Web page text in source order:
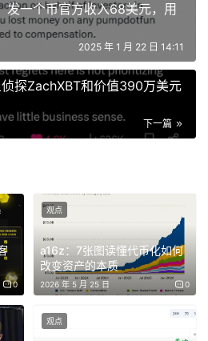
业的 G 点，就这样，特朗普打
半怒火。
来说，或许很难理解为什么释放
对特朗普发币让利益集团「无本
也有一些当时看来并不那么重要
生 2 年，和现在十万美元一个不
特币一直维持在 0.1 美元一枚。
才般的设计，但当时在大家眼里
直至 2010 年，Ross 从客户口中
了转折点。
发一个币官方收入68美元，用
2025 年 1 月 22 日 14:11
探ZachXBT和价值390万美元
下一篇
0
a16z：7张图读懂代币化如何
改变资产的本质
2026 年 5 月 25 日 0
观点
观点